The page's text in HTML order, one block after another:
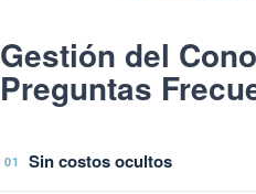
Gestión del
Preguntas
01 Sin costos ocultos